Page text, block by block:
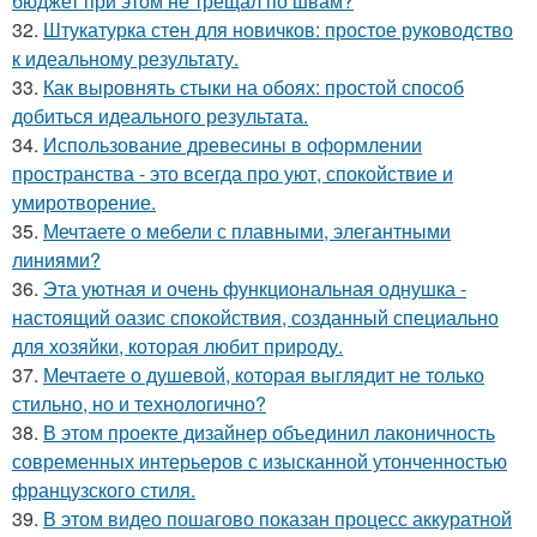
32. Штукатурка стен для новичков: простое руководство
к идеальному результату.
33. Как выровнять стыки на обоях: простой способ
добиться идеального результата.
34. Использование древесины в оформлении
пространства - это всегда про уют, спокойствие и
умиротворение.
35. Мечтаете о мебели с плавными, элегантными
линиями?
36. Эта уютная и очень функциональная однушка -
настоящий оазис спокойствия, созданный специально
для хозяйки, которая любит природу.
37. Мечтаете о душевой, которая выглядит не только
стильно, но и технологично?
38. В этом проекте дизайнер объединил лаконичность
современных интерьеров с изысканной утонченностью
французского стиля.
39. В этом видео пошагово показан процесс аккуратной